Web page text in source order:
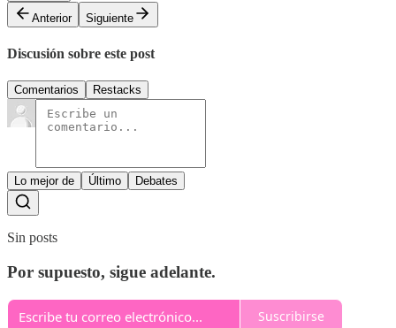
Anterior
Siguiente
Discusión sobre este post
Comentarios Restacks
Lo mejor de Último Debates
Sin posts
Por supuesto, sigue adelante.
Suscribirse